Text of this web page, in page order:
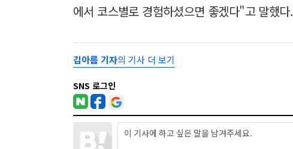
에서 코스별로 경험하셨으면 좋겠다"고 말했다.
김아름 기자의 기사 더 보기
SNS 로그인